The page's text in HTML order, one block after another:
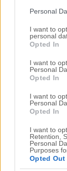
Please note
not limited to
grant or deny
use your data
consent section.
Personal
I want to
personal
Opted In
I want to
Personal
Opted In
I want to
Personal
Opted In
I want to
Retention,
Personal
Purposes
Opted Out
Watch on